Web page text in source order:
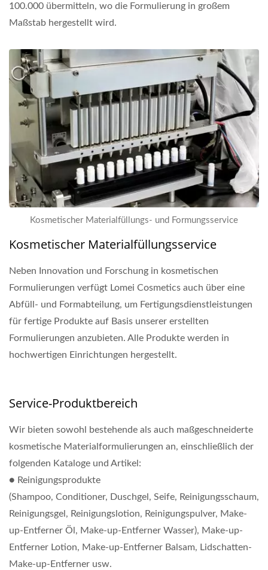
100.000 übermitteln, wo die Formulierung in großem
Maßstab hergestellt wird.
Kosmetischer Materialfüllungs- und Formungsservice
Kosmetischer Materialfüllungsservice
Neben Innovation und Forschung in kosmetischen
Formulierungen verfügt Lomei Cosmetics auch über eine
Abfüll- und Formabteilung, um Fertigungsdienstleistungen
für fertige Produkte auf Basis unserer erstellten
Formulierungen anzubieten. Alle Produkte werden in
hochwertigen Einrichtungen hergestellt.
Service-Produktbereich
Wir bieten sowohl bestehende als auch maßgeschneiderte
kosmetische Materialformulierungen an, einschließlich der
folgenden Kataloge und Artikel:
● Reinigungsprodukte
(Shampoo, Conditioner, Duschgel, Seife, Reinigungsschaum,
Reinigungsgel, Reinigungslotion, Reinigungspulver, Make-
up-Entferner Öl, Make-up-Entferner Wasser), Make-up-
Entferner Lotion, Make-up-Entferner Balsam, Lidschatten-
Make-up-Entferner usw.